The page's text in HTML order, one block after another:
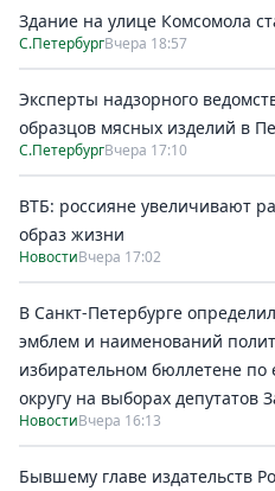
Здание на улице Комсомола
С.ПетербургВчера 18:57
Эксперты надзорного
образцов мясных изделий в
С.ПетербургВчера 17:10
ВТБ: россияне увеличивают
образ жизни
НовостиВчера 17:02
В Санкт-Петербурге
эмблем и наименований
избирательном бюллетене по
округу на выборах депутатов
НовостиВчера 16:13
Бывшему главе издательств